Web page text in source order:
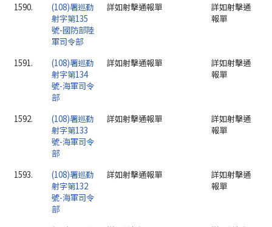
1590.
(108)署巡勤
射字第135
號-國防部陸
軍司令部
詳如射擊通報單
詳如射擊通
報單
1591.
(108)署巡勤
射字第134
號-海軍司令
部
詳如射擊通報單
詳如射擊通
報單
1592.
(108)署巡勤
射字第133
號-海軍司令
部
詳如射擊通報單
詳如射擊通
報單
1593.
(108)署巡勤
射字第132
號-海軍司令
部
詳如射擊通報單
詳如射擊通
報單